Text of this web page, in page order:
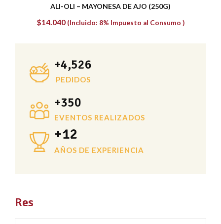
TABULE CON QUINOA
$9.180(Incluido: 8% Impuesto al Consumo )
PEDIDOS
+4,526
EVENTOS REALIZADOS
+350
AÑOS DE EXPERIENCIA
+12
Res